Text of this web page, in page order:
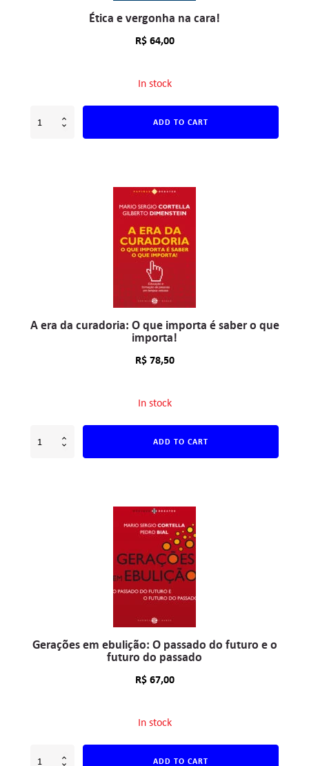
Ética e vergonha na cara!
R$64,00
In stock
ADD TO CART
A era da curadoria: O que importa é saber o que
importa!
R$78,50
In stock
ADD TO CART
Gerações em ebulição: O passado do futuro e o
futuro do passado
R$67,00
In stock
ADD TO CART